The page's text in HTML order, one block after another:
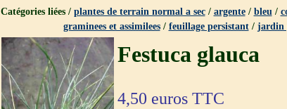
Catégories liées / plantes de terrain normal a sec/ argente/ bleu /
graminees et assimilees/ feuillage persistant/ jardin
Festuca glauca
4,50 euros TTC